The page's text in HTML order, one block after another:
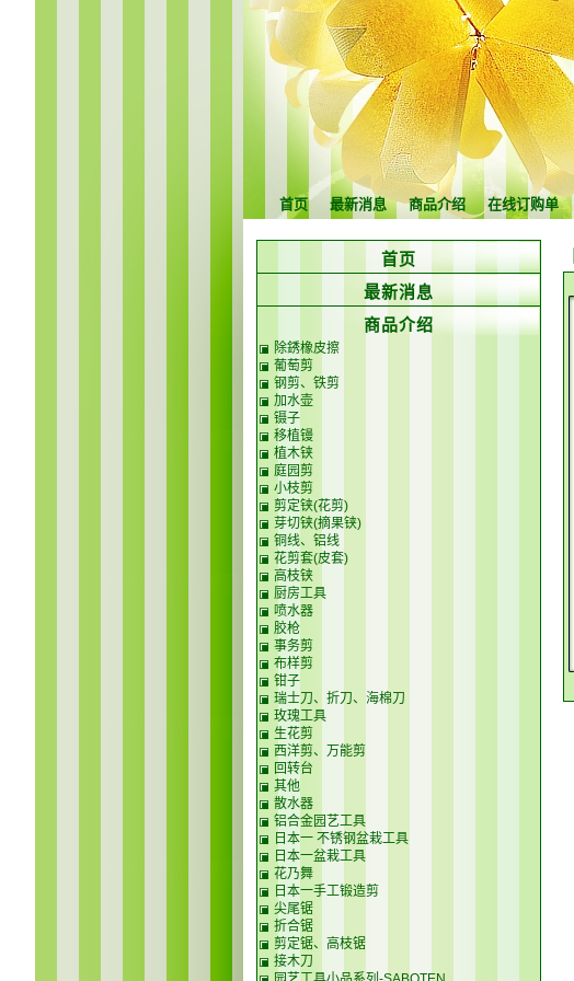
首页 最新消息 商品介绍 在线订购单
首页
最新消息
商品介绍
除銹橡皮擦
葡萄剪
钢剪、铁剪
加水壶
镊子
移植镘
植木铗
庭园剪
小枝剪
剪定铗(花剪)
芽切铗(摘果铗)
铜线、铝线
花剪套(皮套)
高枝铗
厨房工具
喷水器
胶枪
事务剪
布样剪
钳子
瑞士刀、折刀、海棉刀
玫瑰工具
生花剪
西洋剪、万能剪
回转台
其他
散水器
铝合金园艺工具
日本一 不锈钢盆栽工具
日本一盆栽工具
花乃舞
日本一手工锻造剪
尖尾锯
折合锯
剪定锯、高枝锯
接木刀